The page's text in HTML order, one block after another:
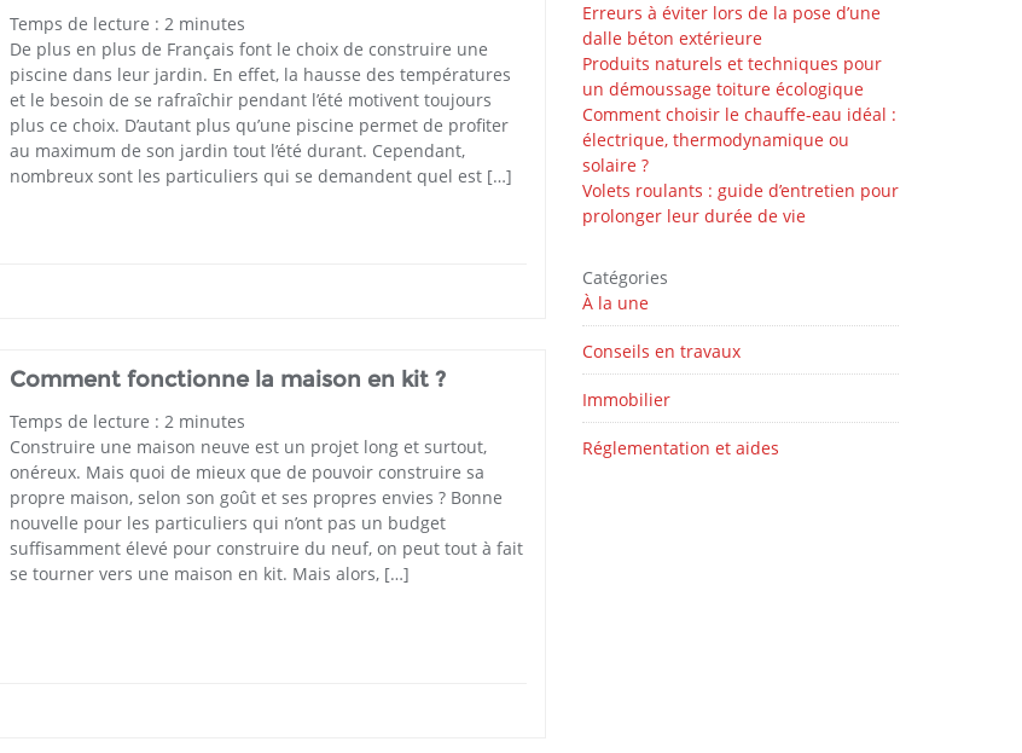
Temps de lecture : 2 minutes
De plus en plus de Français font le choix de construire une
piscine dans leur jardin. En effet, la hausse des températures
et le besoin de se rafraîchir pendant l’été motivent toujours
plus ce choix. D’autant plus qu’une piscine permet de profiter
au maximum de son jardin tout l’été durant. Cependant,
nombreux sont les particuliers qui se demandent quel est […]
Comment fonctionne la maison en kit ?
Temps de lecture : 2 minutes
Construire une maison neuve est un projet long et surtout,
onéreux. Mais quoi de mieux que de pouvoir construire sa
propre maison, selon son goût et ses propres envies ? Bonne
nouvelle pour les particuliers qui n’ont pas un budget
suffisamment élevé pour construire du neuf, on peut tout à fait
se tourner vers une maison en kit. Mais alors, […]
Erreurs à éviter lors de la pose d’une
dalle béton extérieure
Produits naturels et techniques pour
un démoussage toiture écologique
Comment choisir le chauffe-eau idéal :
électrique, thermodynamique ou
solaire ?
Volets roulants : guide d’entretien pour
prolonger leur durée de vie
Catégories
À la une
Conseils en travaux
Immobilier
Réglementation et aides